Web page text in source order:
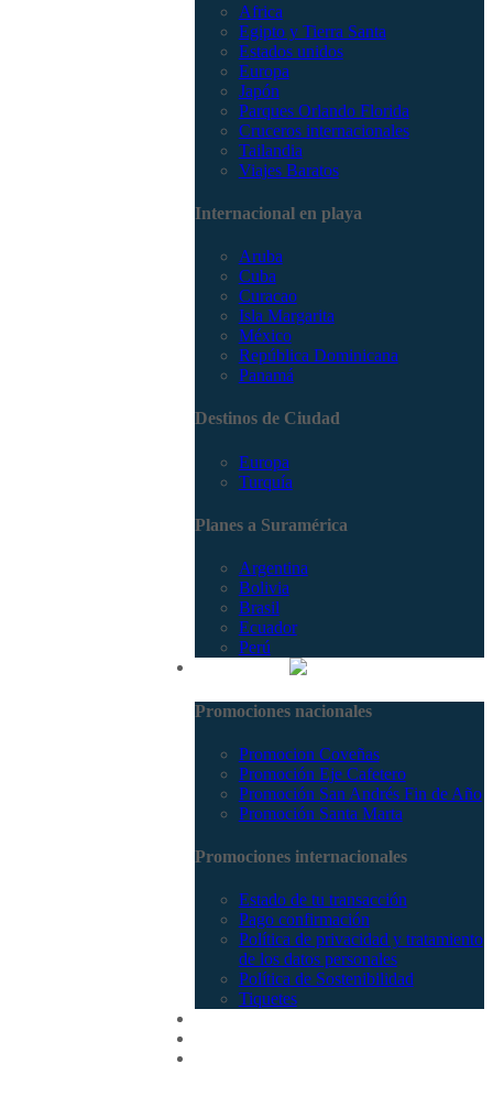
Africa
Egipto y Tierra Santa
Estados unidos
Europa
Japón
Parques Orlando Florida
Cruceros internacionales
Tailandia
Viajes Baratos
Internacional en playa
Aruba
Cuba
Curacao
Isla Margarita
México
República Dominicana
Panamá
Destinos de Ciudad
Europa
Turquía
Planes a Suramérica
Argentina
Bolivia
Brasil
Ecuador
Perú
Promociones nacionales
Promocion Coveñas
Promoción Eje Cafetero
Promoción San Andrés Fin de Año
Promoción Santa Marta
Promociones internacionales
Estado de tu transacción
Pago confirmación
Política de privacidad y tratamiento
de los datos personales
Política de Sostenibilidad
Tiquetes